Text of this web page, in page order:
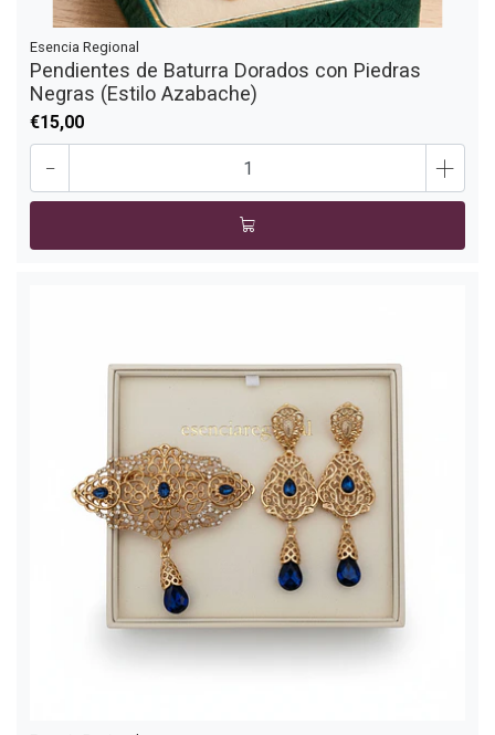
Esencia Regional
Pendientes de Baturra Dorados con Piedras
Negras (Estilo Azabache)
€15,00
- +